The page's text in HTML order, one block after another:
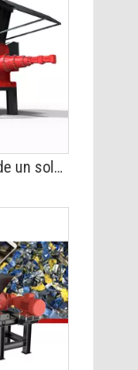
Trituradora hidráulica de un solo eje para trabajo pesado